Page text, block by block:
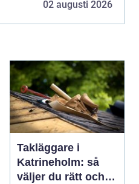
02 augusti 2026
Takläggare i
Katrineholm: så
väljer du rätt och